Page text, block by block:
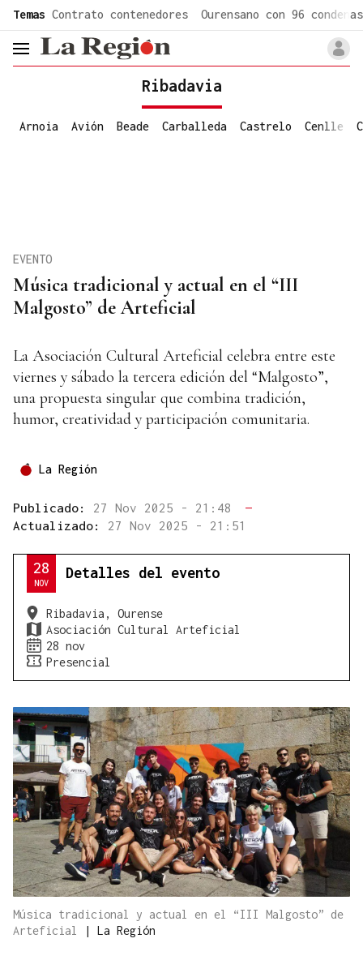
Temas Contrato contenedores Ourensano con 96 condenas
header.menu.open
Ribadavia
Arnoia Avión Beade Carballeda Castrelo Cenlle
Música tradicional y actual en el “III
Malgosto” de Arteficial
EVENTO
La Asociación Cultural Arteficial celebra entre este
viernes y sábado la tercera edición del “Malgosto”,
una propuesta singular que combina tradición,
humor, creatividad y participación comunitaria.
La Región
Publicado: 27 Nov 2025 - 21:48
—
Actualizado: 27 Nov 2025 - 21:51
28
NOV
Detalles del evento
Ribadavia, Ourense
Asociación Cultural Arteficial
28 nov
Presencial
Música tradicional y actual en el “III Malgosto” de
Arteficial
| La Región